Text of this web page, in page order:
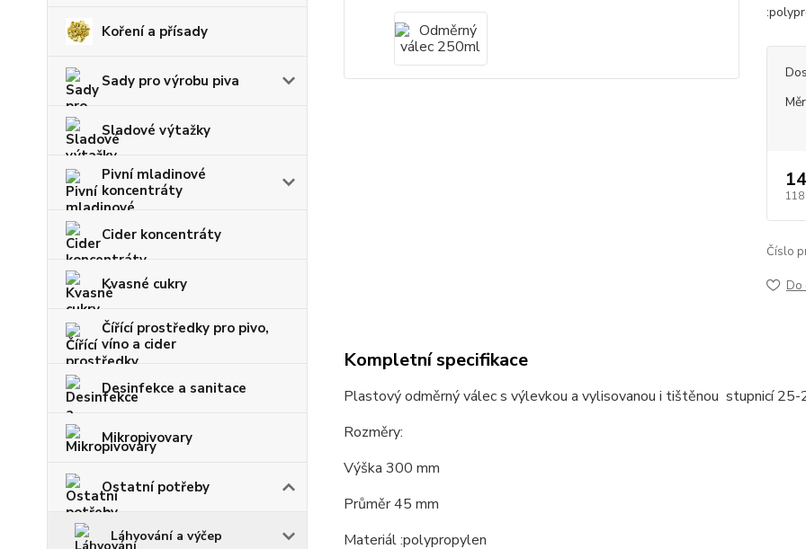
Koření a přísady
Sady pro výrobu piva
Sladové výtažky
Pivní mladinové
koncentráty
Cider koncentráty
Kvasné cukry
Čířící prostředky pro pivo,
víno a cider
Desinfekce a sanitace
Mikropivovary
Ostatní potřeby
Láhvování a výčep
118
Číslo
Do
Kompletní specifikace
Plastový odměrný válec s výlevkou a vylisovanou i tištěnou stupnicí
Rozměry:
Výška 300 mm
Průměr 45 mm
Materiál :polypropylen